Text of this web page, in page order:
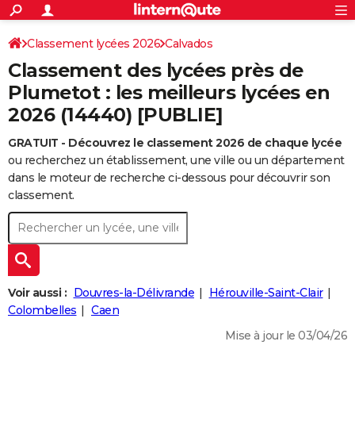
ACTUALITÉS
Politique
Société
Faits Divers
Education
Monde
Villes
+
SPORT
Coupe du monde 2026
Football
Tennis
Cyclisme
Rugby
Forum
CULTURE
Programme TV
TNT
Streaming
Cinéma
Sorties cinéma
Musique
+
FINANCE
Retraite
Impôts
Epargne
Immobilier
Risques naturels par ville
Banque
Assurance
Crédit
AUTO
Essais
Réserver un essai
Citadines
Berlines
SUV
Forum auto
+
HIGH-TECH
BRICOLAGE
Forum
Aménagement intérieur
Extérieur
Cuisine
Salle de bains
Jardinage
Rangement
+WEEK-END
Guides de France
Escapades
Patrimoine
Expositions
Musées
Week-end nature
+
LIFESTYLE
Art de vivre
Bien-être
Loisirs
Mode
Modes de vie
+SANTE
S'inscrire
Connexion
Classement lycées 2026 Calvados
Classement des lycées près de
Plumetot : les meilleurs lycées en
2026 (14440) [PUBLIE]
GRATUIT - Découvrez le classement 2026 de chaque lycée
ou recherchez un établissement, une ville ou un département
dans le moteur de recherche ci-dessous pour découvrir son
classement.
Voir aussi : Douvres-la-Délivrande
Hérouville-Saint-Clair
Colombelles
Caen
Mise à jour le 03/04/26